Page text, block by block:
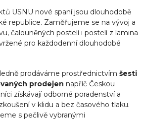
USNU nové spaní jsou dlouhodobě
republice. Zaměřujeme se na vývoj a
čalouněných postelí i postelí z lamina
pro každodenní dlouhodobé
prodáváme prostřednictvím šesti
prodejen napříč Českou
získávají odborné poradenství a
v klidu a bez časového tlaku.
s pečlivě vybranými